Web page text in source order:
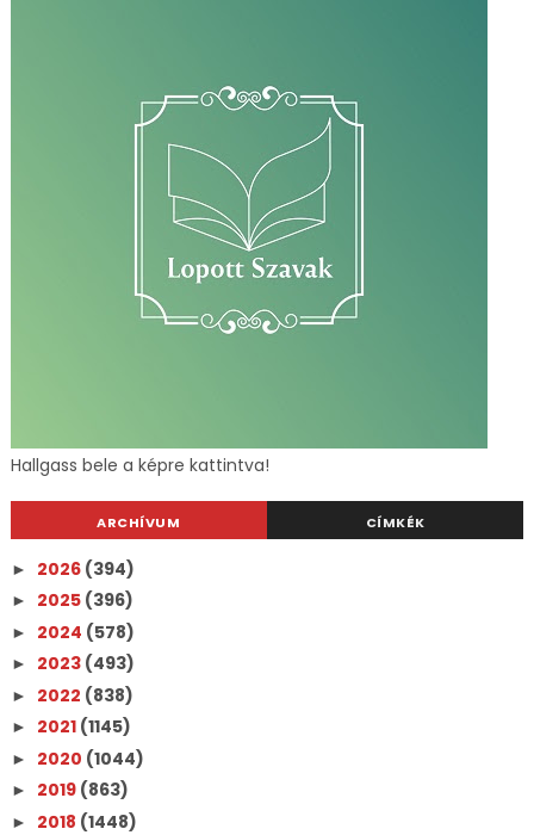
Hallgass bele a képre kattintva!
ARCHÍVUM CÍMKÉK
► 2026 (394)
► 2025 (396)
► 2024 (578)
► 2023 (493)
► 2022 (838)
► 2021 (1145)
► 2020 (1044)
► 2019 (863)
► 2018 (1448)